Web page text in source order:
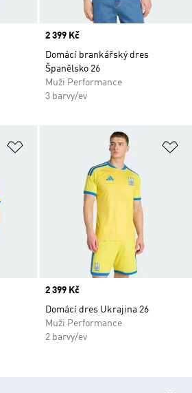
Price
2 399 Kč
Domácí brankářský dres
Španělsko 26
Muži Performance
3 barvy/ev
Přidat do seznamu přání
Price
2 399 Kč
Domácí dres Ukrajina 26
Muži Performance
2 barvy/ev